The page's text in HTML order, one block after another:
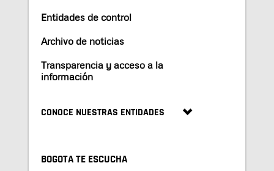
Entidades de control
Archivo de noticias
Transparencia y acceso a la
información
CONOCE NUESTRAS ENTIDADES
BOGOTA TE ESCUCHA